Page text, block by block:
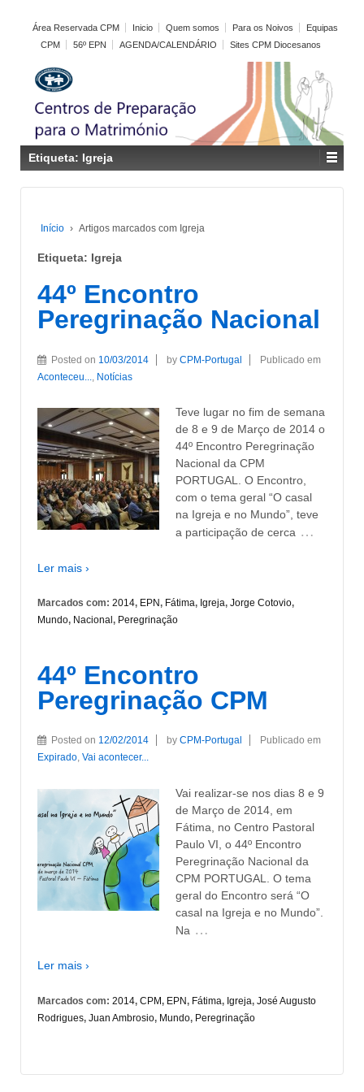
Área Reservada CPM Inicio Quem somos Para os Noivos
Equipas
CPM
56º EPN AGENDA/CALENDÁRIO Sites CPM Diocesanos
Etiqueta: Igreja
Início › Artigos marcados com Igreja
Etiqueta: Igreja
44º Encontro
Peregrinação Nacional
Posted on 10/03/2014 by CPM-Portugal
Publicado em
Aconteceu..., Notícias
Teve lugar no fim de semana
de 8 e 9 de Março de 2014 o
44º Encontro Peregrinação
Nacional da CPM
PORTUGAL. O Encontro,
com o tema geral “O casal
na Igreja e no Mundo”, teve
a participação de cerca …
Ler mais ›
Marcados com: 2014, EPN, Fátima, Igreja, Jorge Cotovio,
Mundo, Nacional , Peregrinação
44º Encontro
Peregrinação CPM
Posted on 12/02/2014 by CPM-Portugal
Publicado em
Expirado, Vai acontecer...
Vai realizar-se nos dias 8 e 9
de Março de 2014, em
Fátima, no Centro Pastoral
Paulo VI, o 44º Encontro
Peregrinação Nacional da
CPM PORTUGAL. O tema
geral do Encontro será “O
casal na Igreja e no Mundo”.
Na …
Ler mais ›
Marcados com: 2014, CPM, EPN, Fátima, Igreja, José Augusto
Rodrigues, Juan Ambrosio, Mundo, Peregrinação